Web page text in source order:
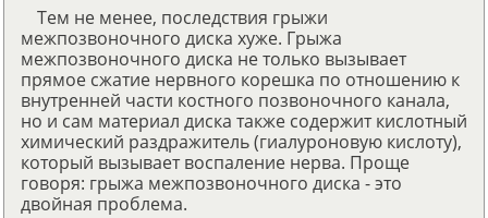
Тем не менее, последствия грыжи
межпозвоночного диска хуже. Грыжа
межпозвоночного диска не только вызывает
прямое сжатие нервного корешка по отношению к
внутренней части костного позвоночного канала,
но и сам материал диска также содержит кислотный
химический раздражитель (гиалуроновую кислоту),
который вызывает воспаление нерва. Проще
говоря: грыжа межпозвоночного диска - это
двойная проблема.